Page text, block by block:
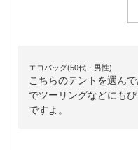
エコバッグ(50代・男性)
こちらのテントを選ん
でツーリングなどにも
ですよ。